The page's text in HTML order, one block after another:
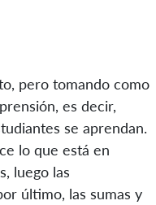
pero tomando como
es decir,
se aprendan.
lo que está en
luego las
último, las sumas y